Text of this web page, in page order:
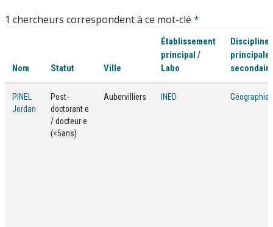
1 chercheurs correspondent à ce mot-clé *
Nom Statut Ville
Établissement
principal /
Labo
principale
PINEL
Jordan
Post-
doctorant·e
/ docteur·e
(<5ans)
Aubervilliers INED Géographie